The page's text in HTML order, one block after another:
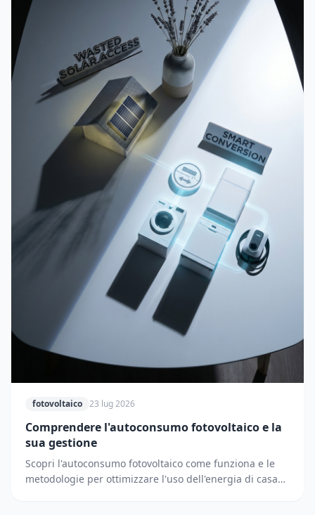
fotovoltaico 23 lug 2026
Comprendere l'autoconsumo fotovoltaico e la
sua gestione
Scopri l'autoconsumo fotovoltaico come funziona e le
metodologie per ottimizzare l'uso dell'energia di casa